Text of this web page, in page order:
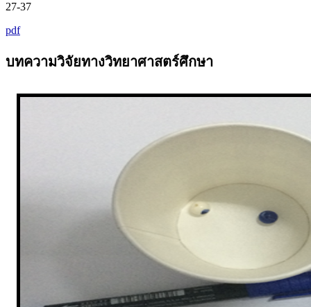
27-37
pdf
บทความวิจัยทางวิทยาศาสตร์ศึกษา